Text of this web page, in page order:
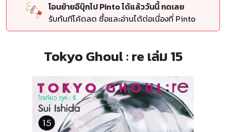
โอนย้ายอีบุ๊กไป Pinto ได้แล้ววันนี้ กดเลย
รับทันทีโค้ดลด ซื้อและอ่านได้ต่อเนื่องที่ Pinto
Tokyo Ghoul : re เล่ม 15